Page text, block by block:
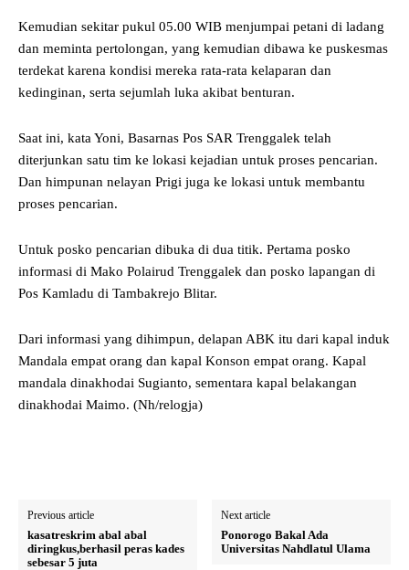
Kemudian sekitar pukul 05.00 WIB menjumpai petani di ladang
dan meminta pertolongan, yang kemudian dibawa ke puskesmas
terdekat karena kondisi mereka rata-rata kelaparan dan
kedinginan, serta sejumlah luka akibat benturan.
Saat ini, kata Yoni, Basarnas Pos SAR Trenggalek telah
diterjunkan satu tim ke lokasi kejadian untuk proses pencarian.
Dan himpunan nelayan Prigi juga ke lokasi untuk membantu
proses pencarian.
Untuk posko pencarian dibuka di dua titik. Pertama posko
informasi di Mako Polairud Trenggalek dan posko lapangan di
Pos Kamladu di Tambakrejo Blitar.
Dari informasi yang dihimpun, delapan ABK itu dari kapal induk
Mandala empat orang dan kapal Konson empat orang. Kapal
mandala dinakhodai Sugianto, sementara kapal belakangan
dinakhodai Maimo. (Nh/relogja)
Previous article
kasatreskrim abal abal
diringkus,berhasil peras kades
sebesar 5 juta
Next article
Ponorogo Bakal Ada
Universitas Nahdlatul Ulama